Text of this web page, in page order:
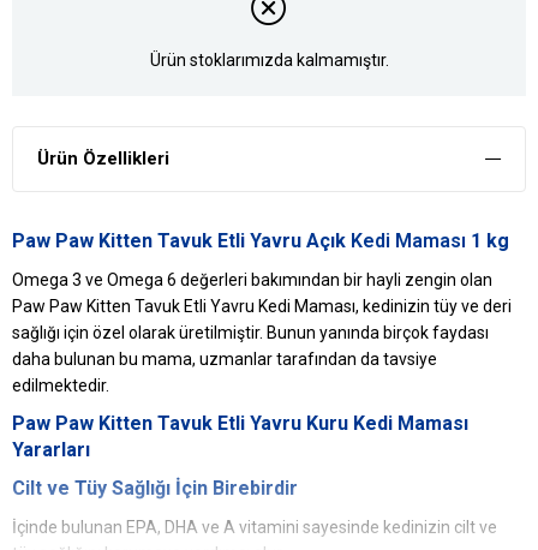
Ürün stoklarımızda kalmamıştır.
Ürün Özellikleri
Paw Paw Kitten Tavuk Etli Yavru Açık Kedi Maması 1 kg
Omega 3 ve Omega 6 değerleri bakımından bir hayli zengin olan
Paw Paw Kitten Tavuk Etli Yavru Kedi Maması, kedinizin tüy ve deri
sağlığı için özel olarak üretilmiştir. Bunun yanında birçok faydası
daha bulunan bu mama, uzmanlar tarafından da tavsiye
edilmektedir.
Paw Paw Kitten Tavuk Etli Yavru Kuru Kedi Maması
Yararları
Cilt ve Tüy Sağlığı İçin Birebirdir
İçinde bulunan EPA, DHA ve A vitamini sayesinde kedinizin cilt ve